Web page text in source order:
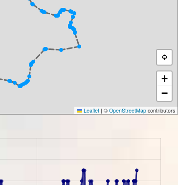
+
−
Leaflet | © OpenStreetMap contributors